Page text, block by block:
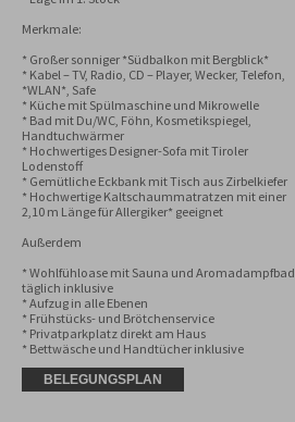
Merkmale:
* Großer sonniger *Südbalkon mit Bergblick*
* Kabel – TV, Radio, CD – Player, Wecker, Telefon,
*WLAN*, Safe
* Küche mit Spülmaschine und Mikrowelle
* Bad mit Du/WC, Föhn, Kosmetikspiegel,
Handtuchwärmer
* Hochwertiges Designer-Sofa mit Tiroler
Lodenstoff
* Gemütliche Eckbank mit Tisch aus Zirbelkiefer
* Hochwertige Kaltschaummatratzen mit einer
2,10 m Länge für Allergiker* geeignet
Außerdem
* Wohlfühloase mit Sauna und Aromadampfbad
täglich inklusive
* Aufzug in alle Ebenen
* Frühstücks- und Brötchenservice
* Privatparkplatz direkt am Haus
* Bettwäsche und Handtücher inklusive
BELEGUNGSPLAN